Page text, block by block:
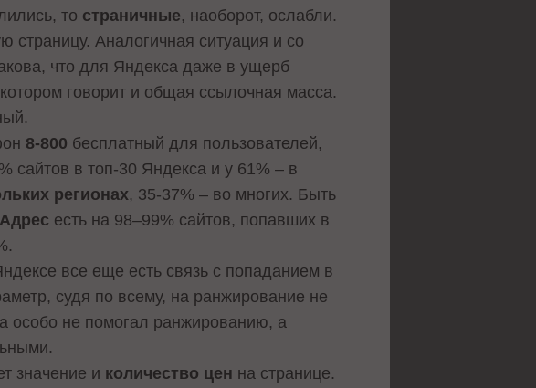
то страничные, наоборот, ослабли.
Аналогичная ситуация и со
что для Яндекса даже в ущерб
говорит и общая ссылочная масса.
8-800 бесплатный для пользователей,
сайтов в топ-30 Яндекса и у 61% – в
регионах, 35-37% – во многих. Быть
Адрес есть на 98–99% сайтов, попавших в
все еще есть связь с попаданием в
судя по всему, на ранжирование не
особо не помогал ранжированию, а
значение и количество цен на странице.